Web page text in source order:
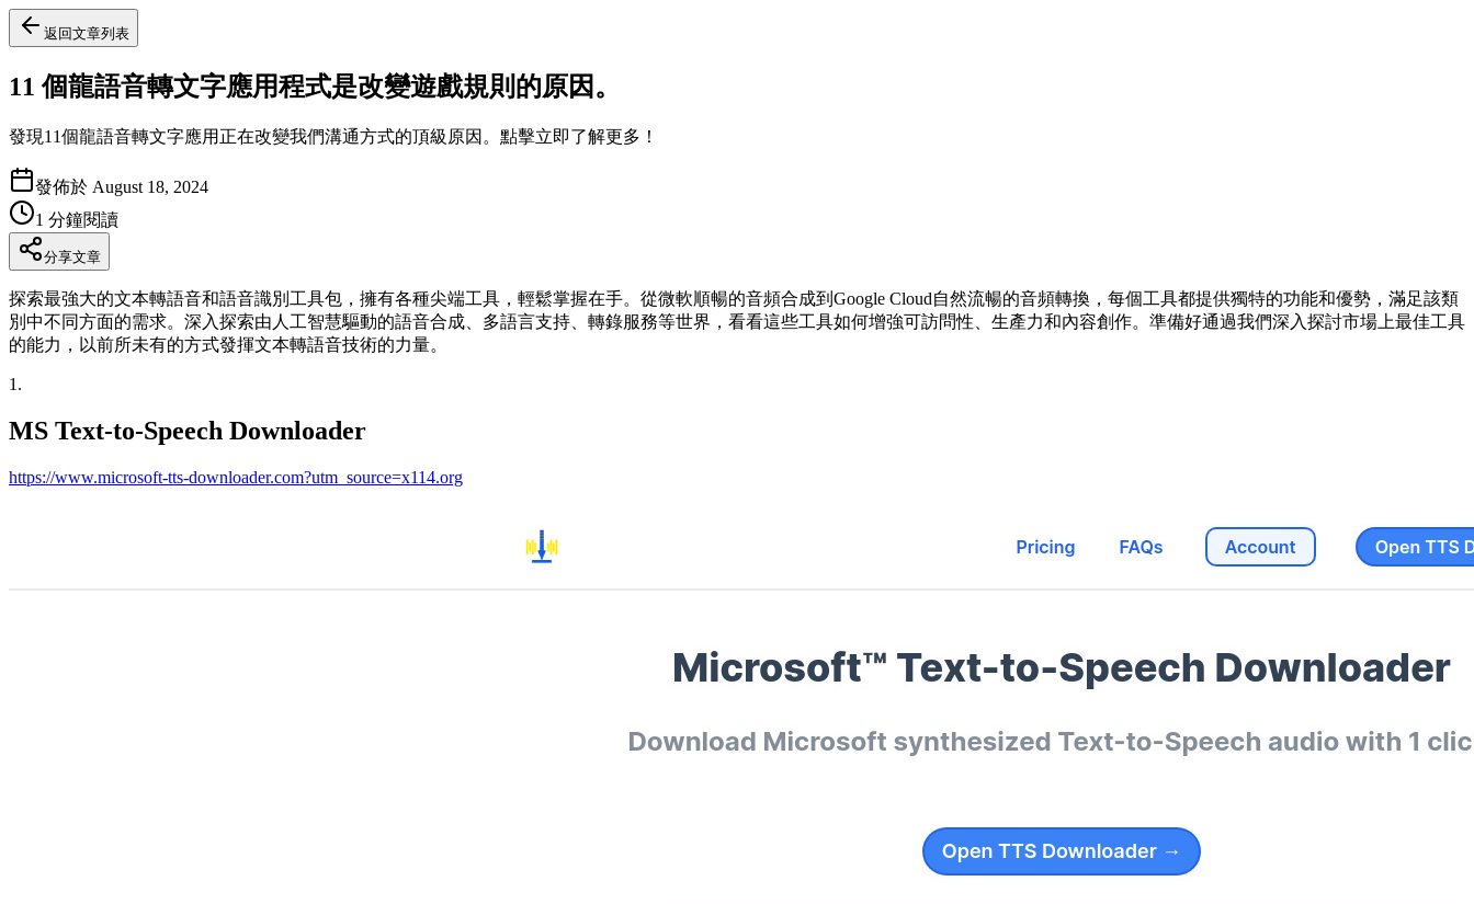
返回文章列表
11 個龍語音轉文字應用程式是改變遊戲規則的原因。
發現11個龍語音轉文字應用正在改變我們溝通方式的頂級原因。點擊立即了解更多！
發佈於 August 18, 2024
1 分鐘閱讀
分享文章
探索最強大的文本轉語音和語音識別工具包，擁有各種尖端工具，輕鬆掌握在手。從微軟順暢的音頻合成到Google Cloud自然流暢的音頻轉換，每個工具都提供獨特的功能和優勢，滿足該類
別中不同方面的需求。深入探索由人工智慧驅動的語音合成、多語言支持、轉錄服務等世界，看看這些工具如何增強可訪問性、生產力和內容創作。準備好通過我們深入探討市場上最佳工具
的能力，以前所未有的方式發揮文本轉語音技術的力量。
1 .
MS Text-to-Speech Downloader
https://www.microsoft-tts-downloader.com?utm_source=x114.org